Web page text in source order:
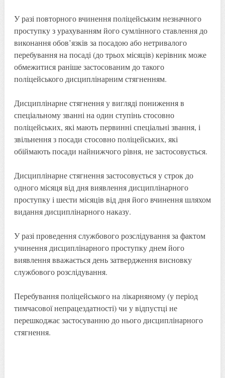
У разі повторного вчинення поліцейським незначного
проступку з урахуванням його сумлінного ставлення до
виконання обов’язків за посадою або нетривалого
перебування на посаді (до трьох місяців) керівник може
обмежитися раніше застосованим до такого
поліцейського дисциплінарним стягненням.
Дисциплінарне стягнення у вигляді пониження в
спеціальному званні на один ступінь стосовно
поліцейських, які мають первинні спеціальні звання, і
звільнення з посади стосовно поліцейських, які
обіймають посади найнижчого рівня, не застосовується.
Дисциплінарне стягнення застосовується у строк до
одного місяця від дня виявлення дисциплінарного
проступку і шести місяців від дня його вчинення шляхом
видання дисциплінарного наказу.
У разі проведення службового розслідування за фактом
учинення дисциплінарного проступку днем його
виявлення вважається день затвердження висновку
службового розслідування.
Перебування поліцейського на лікарняному (у період
тимчасової непрацездатності) чи у відпустці не
перешкоджає застосуванню до нього дисциплінарного
стягнення.